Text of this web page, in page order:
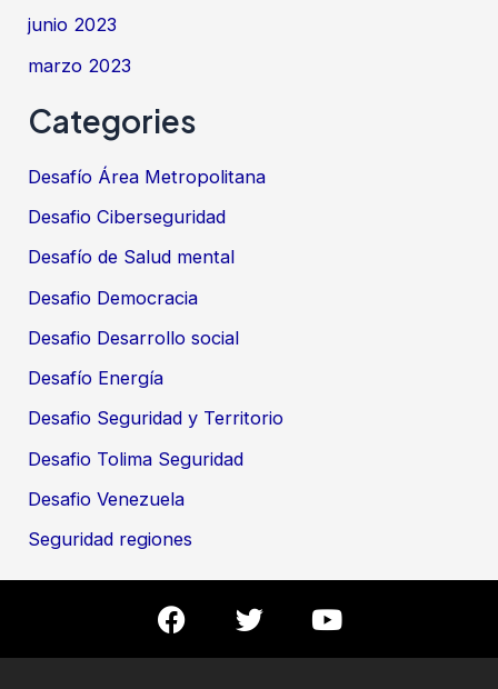
junio 2023
marzo 2023
Categories
Desafío Área Metropolitana
Desafio Ciberseguridad
Desafío de Salud mental
Desafio Democracia
Desafio Desarrollo social
Desafío Energía
Desafio Seguridad y Territorio
Desafio Tolima Seguridad
Desafio Venezuela
Seguridad regiones
F
a
c
T
w
i
Y
o
u